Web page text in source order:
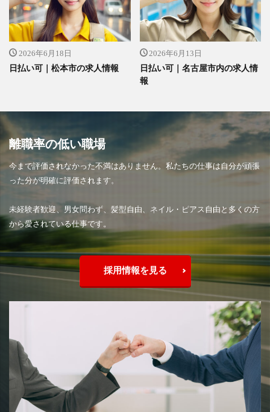
2026年6月18日
日払い可｜松本市の求人情報
2026年6月13日
日払い可｜名古屋市内の求人情
報
離職率の低い職場
今まで評価されなかった不満はありません。私たちの仕事は自分が頑張
った分が明確に評価されます。
未経験者歓迎、男女問わず、髪型自由、ネイル・ピアス自由と多くの方
から愛されている仕事です。
採用情報を見る